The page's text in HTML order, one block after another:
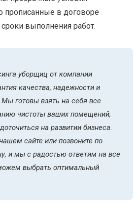
прописанные в договоре
выполнения работ.
уборщиц от компании
качества, надежности и
готовы взять на себя все
чистоты ваших помещений,
на развитии бизнеса.
сайте или позвоните по
и мы с радостью ответим на все
выбрать оптимальный